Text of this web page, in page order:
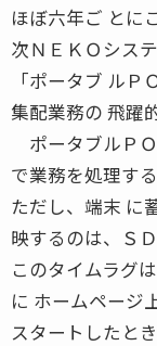
ほぼ六年ご とに
次ＮＥＫＯシス
「ポータブ ルＰ
集配業務の 飛躍
ポータブルＰ
で業務を処理す
ただし、端末 に
映するのは、Ｓ
このタイムラグ
に ホームページ
スタートしたと